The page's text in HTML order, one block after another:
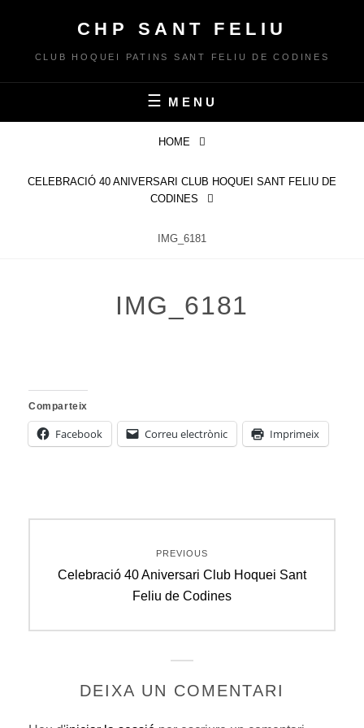
content
CHP SANT FELIU
CLUB HOQUEI PATINS SANT FELIU DE CODINES
MENU
HOME
CELEBRACIÓ 40 ANIVERSARI CLUB HOQUEI SANT FELIU DE
CODINES
IMG_6181
IMG_6181
Comparteix
Facebook Correu electrònic Imprimeix
d'entrades
PREVIOUS
Previous
Celebració 40 Aniversari Club Hoquei Sant
Feliu de Codines
DEIXA UN COMENTARI